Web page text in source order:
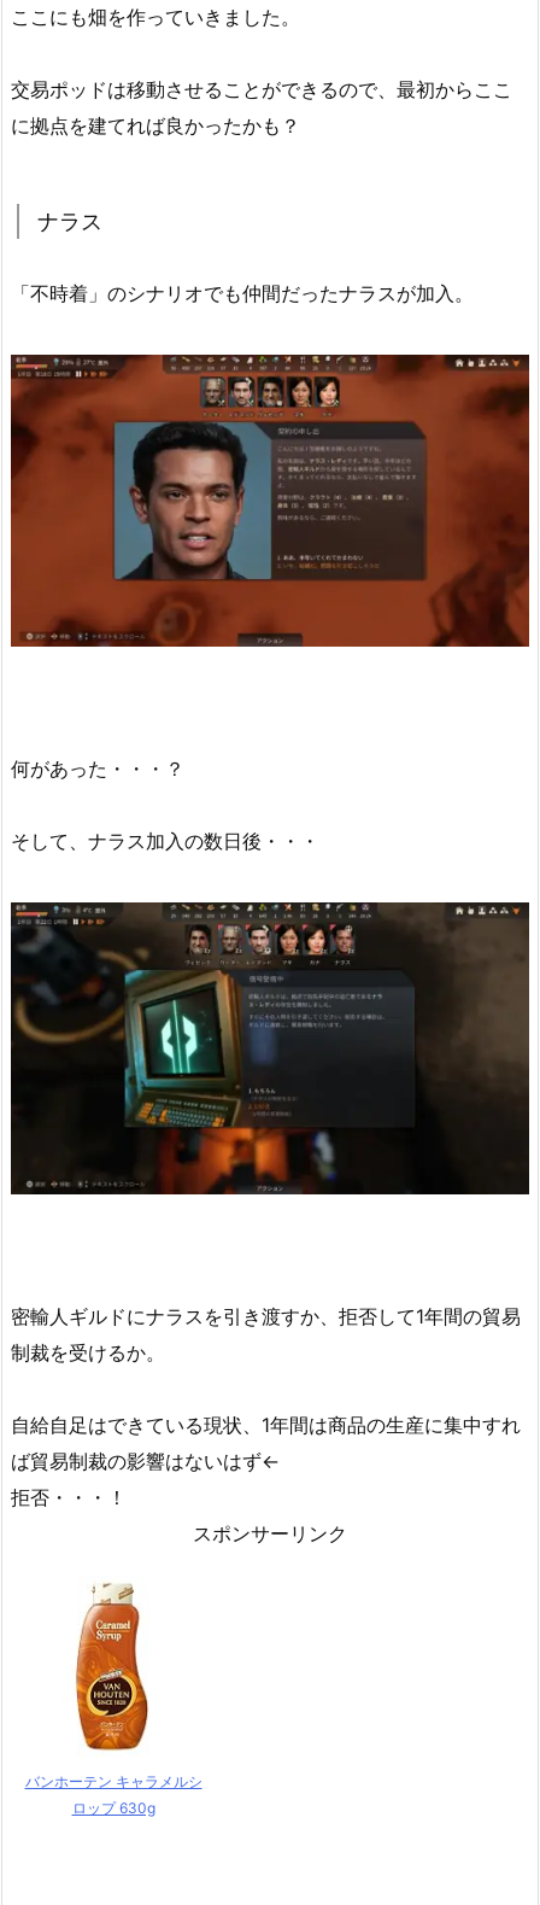
ここにも畑を作っていきました。
交易ポッドは移動させることができるので、最初からここ
に拠点を建てれば良かったかも？
ナラス
「不時着」のシナリオでも仲間だったナラスが加入。
何があった・・・？
そして、ナラス加入の数日後・・・
密輸人ギルドにナラスを引き渡すか、拒否して1年間の貿易
制裁を受けるか。
自給自足はできている現状、1年間は商品の生産に集中すれ
ば貿易制裁の影響はないはず←
拒否・・・！
スポンサーリンク
バンホーテン キャラメルシ
ロップ 630g